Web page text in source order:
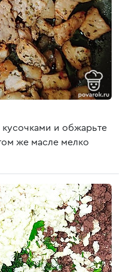
и обжарьте
же масле мелко